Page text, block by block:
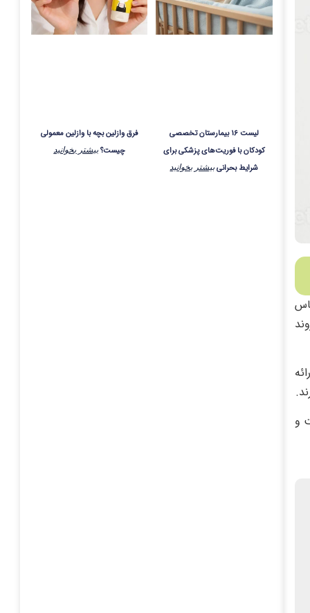
حساس
و
لیست 16 بیمارستان تخصصی
کودکان با فوریت‌های پزشکی برای
شرایط بحرانی بیشتر بخوانید
فرق وازلین بچه با وازلین معمولی
چیست؟بیشتر بخوانید